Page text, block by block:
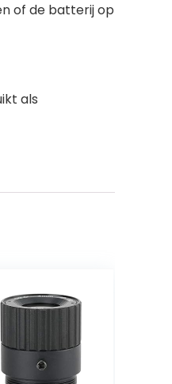
of de batterij op
als